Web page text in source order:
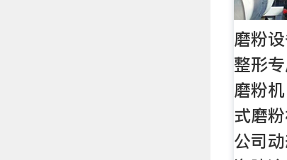
磨粉
整形
磨粉
式磨
公司